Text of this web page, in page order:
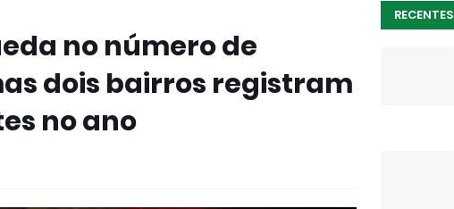
no número de
dois bairros registram
no ano
RECENTES